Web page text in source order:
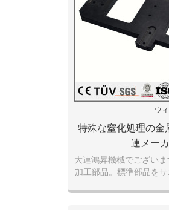
ウ
特殊な窒化処理の金
連メー
大連鴻昇機械でござい
加工部品。標準部品を